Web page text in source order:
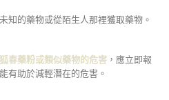
知的藥物或從陌生人那裡獲取藥物。
春藥粉或類似藥物的危害 ，應立即報
有助於減輕潛在的危害。